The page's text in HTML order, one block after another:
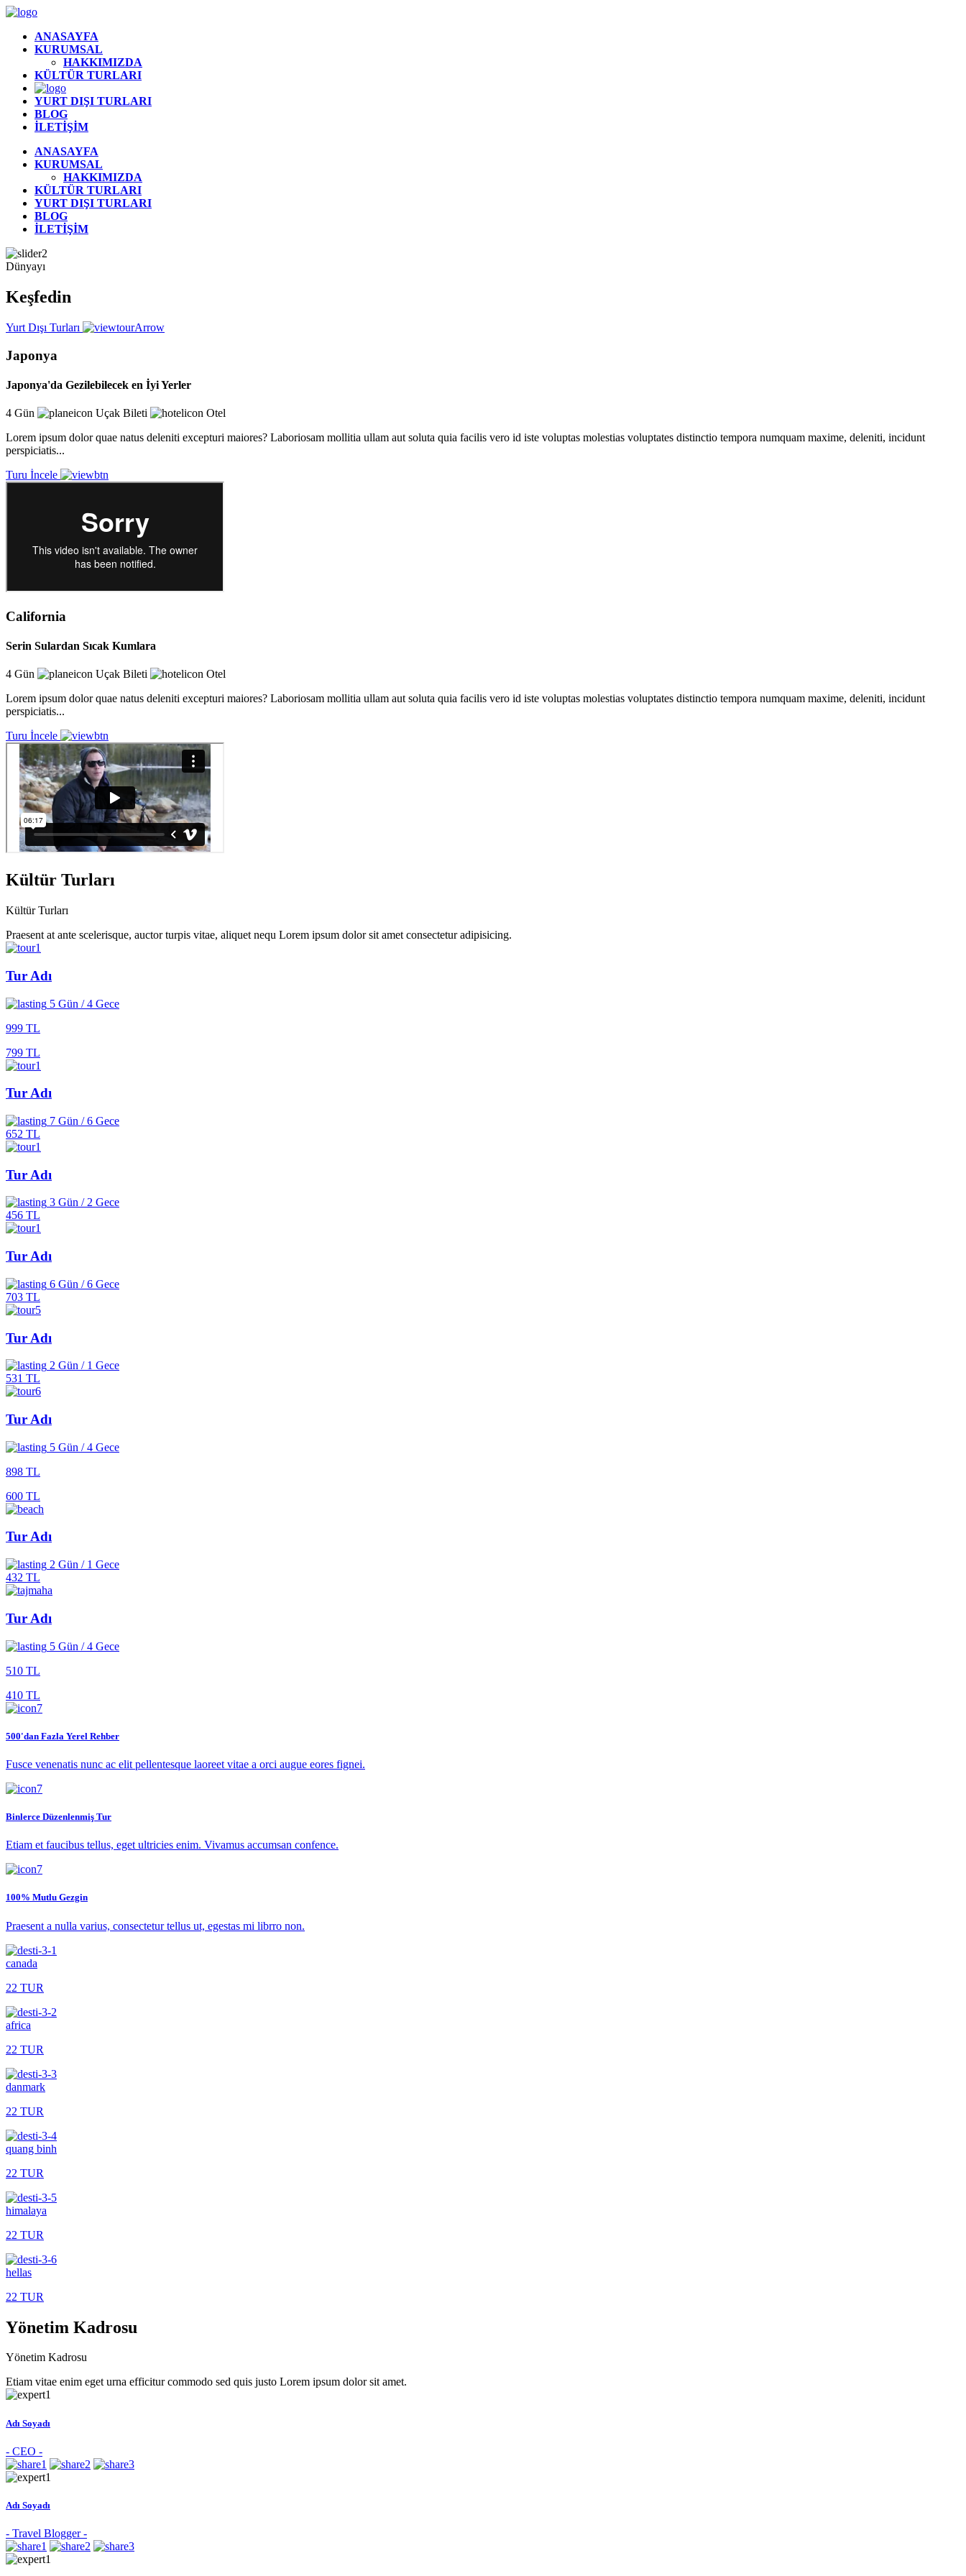
ANASAYFA
KURUMSAL
HAKKIMIZDA
KÜLTÜR TURLARI
YURT DIŞI TURLARI
BLOG
İLETİŞİM
ANASAYFA
KURUMSAL
HAKKIMIZDA
KÜLTÜR TURLARI
YURT DIŞI TURLARI
BLOG
İLETİŞİM
Dünyayı
Keşfedin
Yurt Dışı Turları
Japonya
Japonya'da Gezilebilecek en İyi Yerler
4 Gün Uçak Bileti
Otel
Lorem ipsum dolor quae natus deleniti excepturi maiores? Laboriosam mollitia ullam aut soluta quia facilis vero id iste voluptas molestias voluptates distinctio tempora numquam maxime, deleniti, incidunt
perspiciatis...
Turu İncele
California
Serin Sulardan Sıcak Kumlara
4 Gün Uçak Bileti
Otel
Lorem ipsum dolor quae natus deleniti excepturi maiores? Laboriosam mollitia ullam aut soluta quia facilis vero id iste voluptas molestias voluptates distinctio tempora numquam maxime, deleniti, incidunt
perspiciatis...
Turu İncele
Kültür Turları
KültürTurları
Praesent at ante scelerisque, auctor turpis vitae, aliquet nequ Lorem ipsum dolor sit amet consectetur adipisicing.
Tur Adı
5 Gün / 4 Gece
999 TL
799 TL
Tur Adı
7 Gün / 6 Gece
652 TL
Tur Adı
3 Gün / 2 Gece
456 TL
Tur Adı
6 Gün / 6 Gece
703 TL
Tur Adı
2 Gün / 1 Gece
531 TL
Tur Adı
5 Gün / 4 Gece
898 TL
600 TL
Tur Adı
2 Gün / 1 Gece
432 TL
Tur Adı
5 Gün / 4 Gece
510 TL
410 TL
500'dan Fazla Yerel Rehber
Fusce venenatis nunc ac elit pellentesque laoreet vitae a orci augue eores fignei.
Binlerce Düzenlenmiş Tur
Etiam et faucibus tellus, eget ultricies enim. Vivamus accumsan confence.
100% Mutlu Gezgin
Praesent a nulla varius, consectetur tellus ut, egestas mi librro non.
canada
22 TUR
africa
22 TUR
danmark
22 TUR
quang binh
22 TUR
himalaya
22 TUR
hellas
22 TUR
Yönetim Kadrosu
Yönetim Kadrosu
Etiam vitae enim eget urna efficitur commodo sed quis justo Lorem ipsum dolor sit amet.
Adı Soyadı
- CEO -
Adı Soyadı
- Travel Blogger -